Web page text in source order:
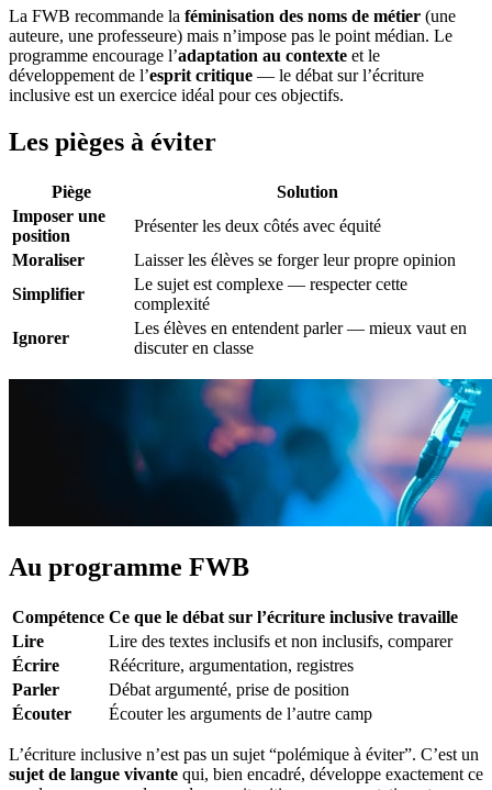
La FWB recommande la féminisation des noms de métier (une
auteure, une professeure) mais n’impose pas le point médian. Le
programme encourage l’adaptation au contexte et le
développement de l’esprit critique — le débat sur l’écriture
inclusive est un exercice idéal pour ces objectifs.
Les pièges à éviter
Piège
Solution
Imposer une
position
Présenter les deux côtés avec équité
Moraliser
Laisser les élèves se forger leur propre opinion
Simplifier
Le sujet est complexe — respecter cette
complexité
Ignorer
Les élèves en entendent parler — mieux vaut en
discuter en classe
Au programme FWB
Compétence Ce que le débat sur l’écriture inclusive travaille
Lire
Lire des textes inclusifs et non inclusifs, comparer
Écrire
Réécriture, argumentation, registres
Parler
Débat argumenté, prise de position
Écouter
Écouter les arguments de l’autre camp
L’écriture inclusive n’est pas un sujet “polémique à éviter”. C’est un
sujet de langue vivante qui, bien encadré, développe exactement ce